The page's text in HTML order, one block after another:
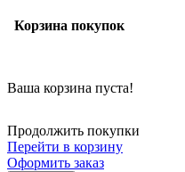
Корзина покупок
Ваша корзина пуста!
Продолжить покупки
Перейти в корзину
Оформить заказ